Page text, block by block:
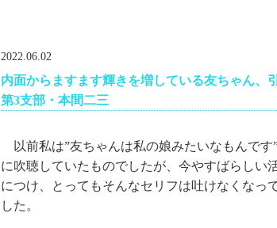
2022.06.02
内面からますます輝きを増している友ちゃん
第3支部・本間二三
以前私は”友ちゃんは私の娘みたいなもんです
に吹聴していたものでしたが、今やすばらしい
につけ、とってもそんなセリフは吐けなくなっ
した。